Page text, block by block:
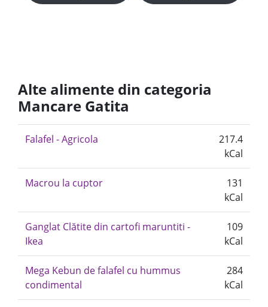
Alte alimente din categoria
Mancare Gatita
Falafel - Agricola
217.4
kCal
Macrou la cuptor
131
kCal
Ganglat Clătite din cartofi maruntiti -
Ikea
109
kCal
Mega Kebun de falafel cu hummus
condimental
284
kCal